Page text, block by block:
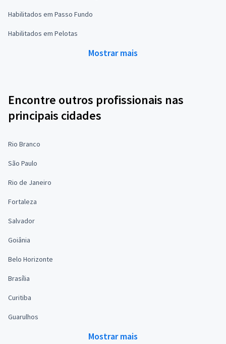
Habilitados em Passo Fundo
Habilitados em Pelotas
Mostrar mais
Encontre outros profissionais nas
principais cidades
Rio Branco
São Paulo
Rio de Janeiro
Fortaleza
Salvador
Goiânia
Belo Horizonte
Brasília
Curitiba
Guarulhos
Mostrar mais